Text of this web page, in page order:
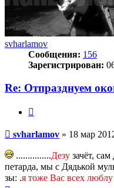
svharlamov
Сообщения: 156
Зарегистрирован:
Re: Отпразднуем
Сообщение
svharlamov » 18 мар
...............Дезу зачёт,
петарда, мы с Дядькой
зы: .я тоже Вас всех люблу